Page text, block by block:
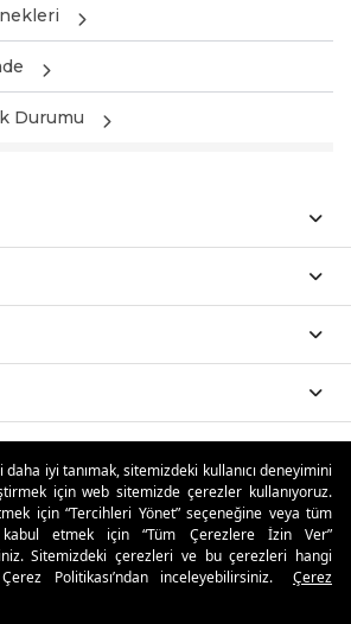
iyi tanımak, sitemizdeki kullanıcı deneyimini
için web sitemizde çerezler kullanıyoruz.
için “Tercihleri Yönet” seçeneğine veya tüm
kabul etmek için “Tüm Çerezlere İzin Ver”
Sitemizdeki çerezleri ve bu çerezleri hangi
Politikası’ndan inceleyebilirsiniz.
Çerez
Durumu
Avantajları